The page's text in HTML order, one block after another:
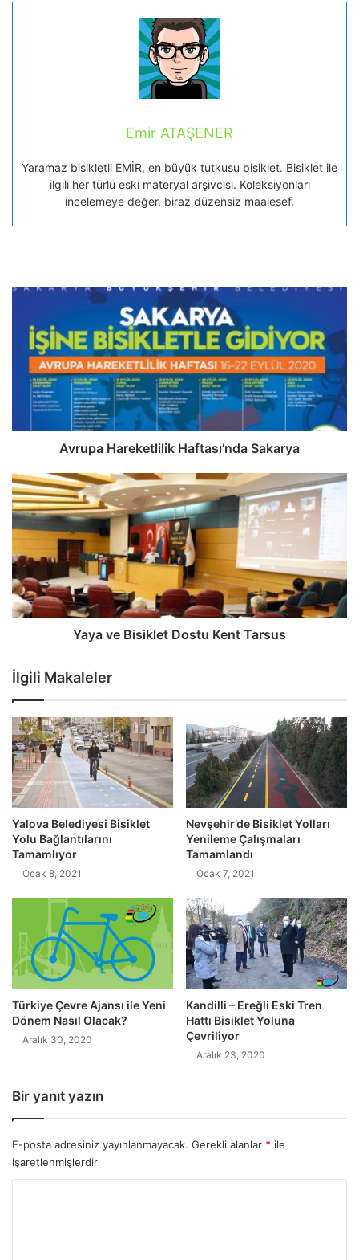
Emir ATAŞENER
Yaramaz bisikletli EMİR, en büyük tutkusu bisiklet. Bisiklet ile
ilgili her türlü eski materyal arşivcisi. Koleksiyonları
incelemeye değer, biraz düzensiz maalesef.
Avrupa Hareketlilik Haftası’nda Sakarya
Yaya ve Bisiklet Dostu Kent Tarsus
İlgili Makaleler
Yalova Belediyesi Bisiklet
Yolu Bağlantılarını
Tamamlıyor
Ocak 8, 2021
Nevşehir’de Bisiklet Yolları
Yenileme Çalışmaları
Tamamlandı
Ocak 7, 2021
Türkiye Çevre Ajansı ile Yeni
Dönem Nasıl Olacak?
Aralık 30, 2020
Kandilli – Ereğli Eski Tren
Hattı Bisiklet Yoluna
Çevriliyor
Aralık 23, 2020
Bir yanıt yazın
E-posta adresiniz yayınlanmayacak. Gerekli alanlar * ile
işaretlenmişlerdir